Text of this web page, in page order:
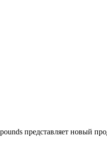
представляет новый